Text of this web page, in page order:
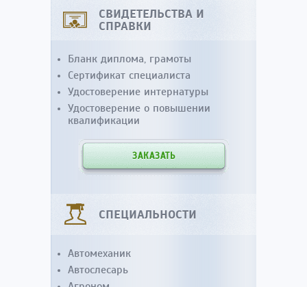
СВИДЕТЕЛЬСТВА И
СПРАВКИ
Бланк диплома, грамоты
Сертификат специалиста
Удостоверение интернатуры
Удостоверение о повышении
квалификации
ЗАКАЗАТЬ
СПЕЦИАЛЬНОСТИ
Автомеханик
Автослесарь